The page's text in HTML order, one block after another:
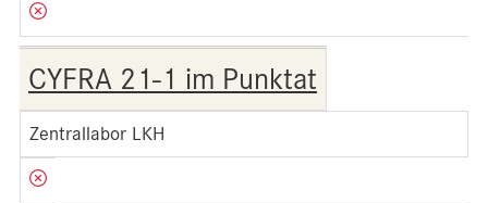
CYFRA 21-1 im Punktat
Zentrallabor LKH